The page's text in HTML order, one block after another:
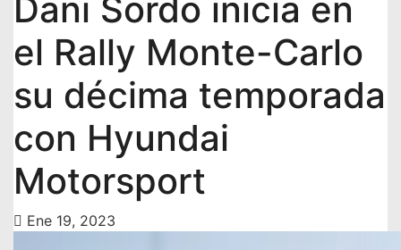
Dani Sordo inicia en
el Rally Monte-Carlo
su décima temporada
con Hyundai
Motorsport
Ene 19, 2023